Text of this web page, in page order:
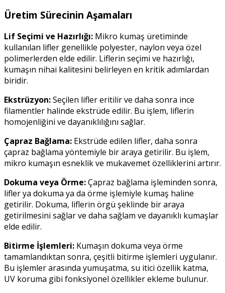
Üretim Sürecinin Aşamaları
Lif Seçimi ve Hazırlığı: Mikro kumaş üretiminde
kullanılan lifler genellikle polyester, naylon veya özel
polimerlerden elde edilir. Liflerin seçimi ve hazırlığı,
kumaşın nihai kalitesini belirleyen en kritik adımlardan
biridir.
Ekstrüzyon:Seçilen lifler eritilir ve daha sonra ince
filamentler halinde ekstrüde edilir. Bu işlem, liflerin
homojenliğini ve dayanıklılığını sağlar.
Çapraz Bağlama: Ekstrüde edilen lifler, daha sonra
çapraz bağlama yöntemiyle bir araya getirilir. Bu işlem,
mikro kumaşın esneklik ve mukavemet özelliklerini artırır.
Dokuma veya Örme:Çapraz bağlama işleminden sonra,
lifler ya dokuma ya da örme işlemiyle kumaş haline
getirilir. Dokuma, liflerin örgü şeklinde bir araya
getirilmesini sağlar ve daha sağlam ve dayanıklı kumaşlar
elde edilir.
Bitirme İşlemleri: Kumaşın dokuma veya örme
tamamlandıktan sonra, çeşitli bitirme işlemleri uygulanır.
Bu işlemler arasında yumuşatma, su itici özellik katma,
UV koruma gibi fonksiyonel özellikler ekleme bulunur.